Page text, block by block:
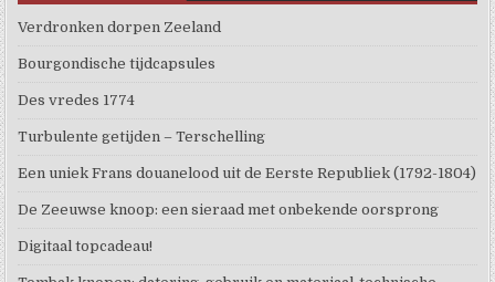
Verdronken dorpen Zeeland
Bourgondische tijdcapsules
Des vredes 1774
Turbulente getijden – Terschelling
Een uniek Frans douanelood uit de Eerste Republiek (1792-1804)
De Zeeuwse knoop: een sieraad met onbekende oorsprong
Digitaal topcadeau!